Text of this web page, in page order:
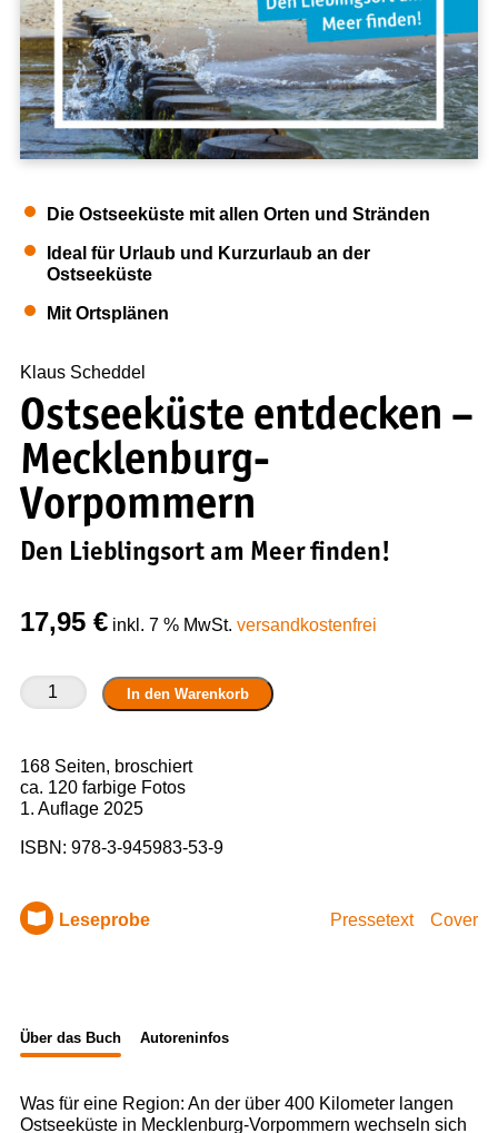
VERLAG
Über uns
Unser Team
Jobs
Handel
Presse
NEWS & TIPPS
News
Tipps zum nachhaltigen Reisen
Die Ostseeküste mit allen Orten und Stränden
Ideal für Urlaub und Kurzurlaub an der
Ostseeküste
Mit Ortsplänen
Klaus Scheddel
Ostseeküste entdecken –
Mecklenburg-
Vorpommern
Den Lieblingsort am Meer finden!
17,95 € inkl. 7 % MwSt. versandkostenfrei
Ostseeküste
entdecken
Vorpommern
Menge
In den Warenkorb
168 Seiten, broschiert
ca. 120 farbige Fotos
1. Auflage 2025
ISBN: 978-3-945983-53-9
Leseprobe Pressetext Cover
Über das Buch Autoreninfos
Was für eine Region: An der über 400 Kilometer langen
Ostseeküste in Mecklenburg-Vorpommern wechseln sich